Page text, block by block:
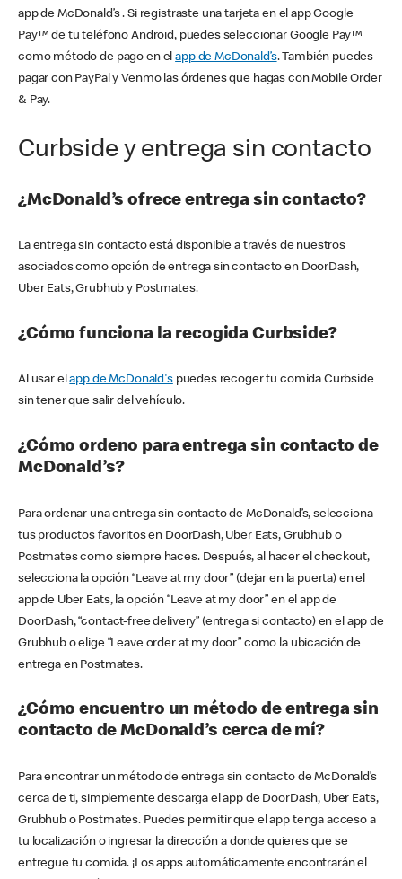
app de McDonald’s . Si registraste una tarjeta en el app Google
Pay™ de tu teléfono Android, puedes seleccionar Google Pay™
como método de pago en elapp de McDonald’s. También puedes
pagar con PayPal y Venmo las órdenes que hagas con Mobile Order
& Pay.
Curbside y entrega sin contacto
¿McDonald’s ofrece entrega sin contacto?
La entrega sin contacto está disponible a través de nuestros
asociados como opción de entrega sin contacto en DoorDash,
Uber Eats, Grubhub y Postmates.
¿Cómo funciona la recogida Curbside?
Al usar elapp de McDonald'spuedes recoger tu comida Curbside
sin tener que salir del vehículo.
¿Cómo ordeno para entrega sin contacto de
McDonald’s?
Para ordenar una entrega sin contacto de McDonald’s, selecciona
tus productos favoritos en DoorDash, Uber Eats, Grubhub o
Postmates como siempre haces. Después, al hacer el checkout,
selecciona la opción “Leave at my door” (dejar en la puerta) en el
app de Uber Eats, la opción “Leave at my door” en el app de
DoorDash, “contact-free delivery” (entrega si contacto) en el app de
Grubhub o elige “Leave order at my door” como la ubicación de
entrega en Postmates.
¿Cómo encuentro un método de entrega sin
contacto de McDonald’s cerca de mí?
Para encontrar un método de entrega sin contacto de McDonald’s
cerca de ti, simplemente descarga el app de DoorDash, Uber Eats,
Grubhub o Postmates. Puedes permitir que el app tenga acceso a
tu localización o ingresar la dirección a donde quieres que se
entregue tu comida. ¡Los apps automáticamente encontrarán el